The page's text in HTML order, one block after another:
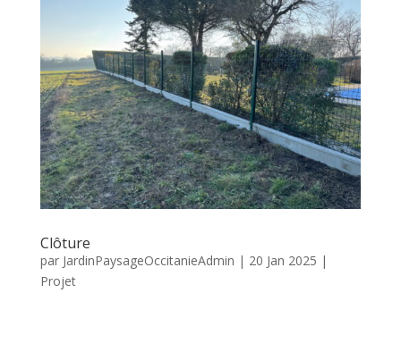
Clôture
par JardinPaysageOccitanieAdmin | 20 Jan 2025 |
Projet